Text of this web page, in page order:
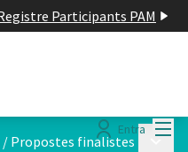
Participants PAM
Entra
/ Propostes finalistes